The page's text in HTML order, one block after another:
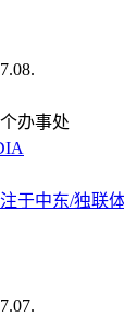
办事处
于中东/独联